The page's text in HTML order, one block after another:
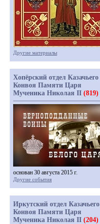
Другие материалы
Хопёрский отдел Казачьего
Конвоя Памяти Царя
Мученика Николая II (819)
основан 30 августа 2015 г.
Другие события
Иркутский отдел Казачьего
Конвоя Памяти Царя
Мученика Николая II (204)